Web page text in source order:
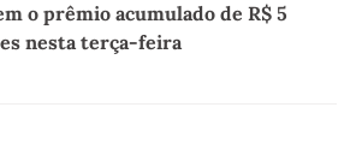
o prêmio acumulado de R$ 5
nesta terça-feira